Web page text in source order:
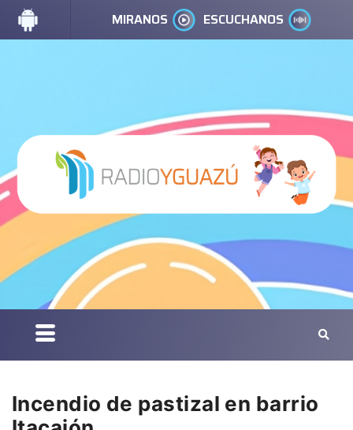
MIRANOS ESCUCHANOS
Incendio de pastizal en barrio